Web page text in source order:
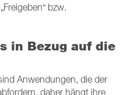
bzw.
in Bezug auf die
Anwendungen, die der
daher hängt ihre